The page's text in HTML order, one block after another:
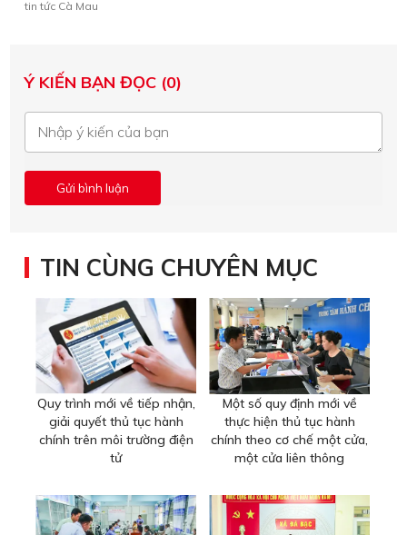
tin tức Cà Mau
Ý KIẾN BẠN ĐỌC (0)
TIN CÙNG CHUYÊN MỤC
Quy trình mới về tiếp nhận,
giải quyết thủ tục hành
chính trên môi trường điện
tử
Một số quy định mới về
thực hiện thủ tục hành
chính theo cơ chế một cửa,
một cửa liên thông